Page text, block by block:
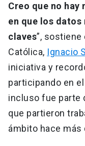
Creo que no
en que los datos
claves”, sostiene
Católica, Ignacio
iniciativa y
participando en
incluso fue parte
que partieron
ámbito hace más